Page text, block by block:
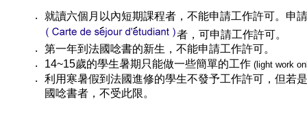
‧
就讀六個月以內短期課程者，不能申請工作許可。申
者，可申請工作許可。
‧
第一年到法國唸書的新生，不能申請工作許可。
‧
14~15歲的學生暑期只能做一些簡單的工作 (light work
‧
利用寒暑假到法國進修的學生不發予工作許可，但若
國唸書者，不受此限。